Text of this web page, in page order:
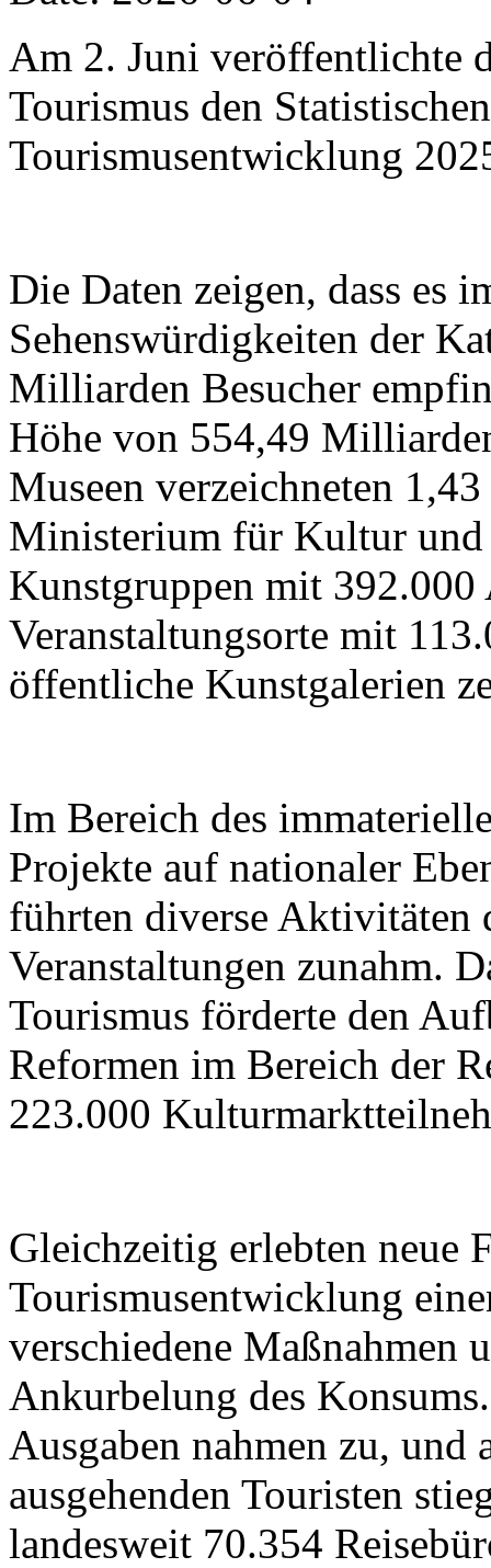
Am 2. Juni veröffentlichte
Tourismus den
Tourismusentwicklung
Die Daten zeigen, dass es
Sehenswürdigkeiten der
Milliarden Besucher
Höhe von 554,49
Museen verzeichneten
Ministerium für Kultur und
Kunstgruppen mit
Veranstaltungsorte mit
öffentliche Kunstgalerien
Im Bereich des
Projekte auf nationaler
führten diverse Aktivitäten
Veranstaltungen zunahm.
Tourismus förderte den
Reformen im Bereich der
223.000
Gleichzeitig erlebten neue
Tourismusentwicklung
verschiedene Maßnahmen
Ankurbelung des
Ausgaben nahmen zu,
ausgehenden Touristen
landesweit 70.354